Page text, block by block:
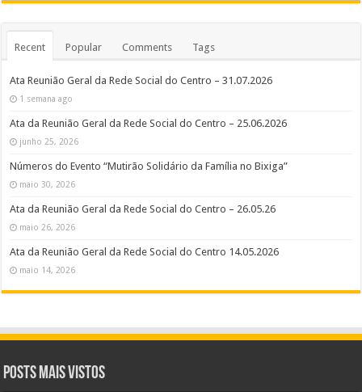
Recent Popular Comments Tags
Ata Reunião Geral da Rede Social do Centro – 31.07.2026
1 semana ago
Ata da Reunião Geral da Rede Social do Centro – 25.06.2026
junho 25, 2026
Números do Evento “Mutirão Solidário da Família no Bixiga”
maio 30, 2026
Ata da Reunião Geral da Rede Social do Centro – 26.05.26
maio 26, 2026
Ata da Reunião Geral da Rede Social do Centro 14.05.2026
maio 14, 2026
Posts Mais Vistos